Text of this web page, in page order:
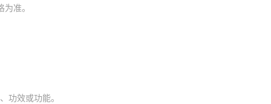
准。
功效或功能。